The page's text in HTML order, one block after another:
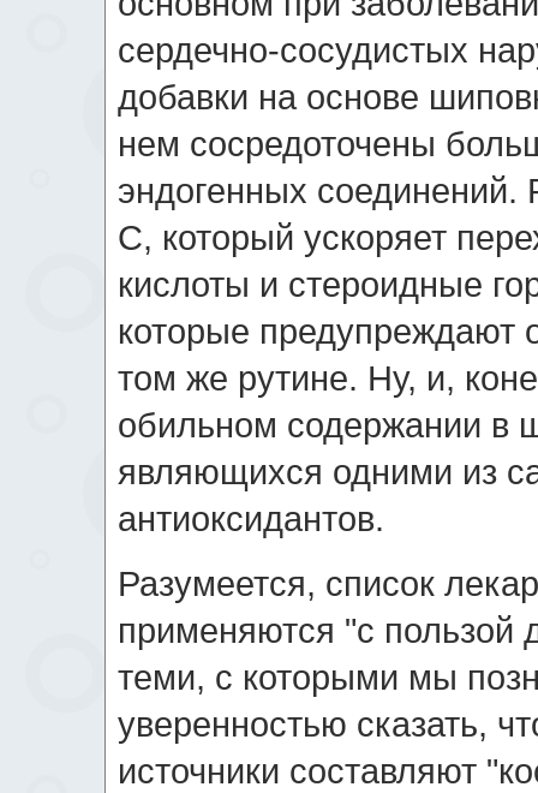
сердечно-сосудистых
добавки на основе
нем сосредоточены
эндогенных соединений.
C, который ускоряет
кислоты и стероидные
которые предупреждают
том же рутине. Ну, и,
обильном содержании в
являющихся одними из
антиоксидантов.
Разумеется, список
применяются "с пользой
теми, с которыми мы
уверенностью сказать,
источники составляют